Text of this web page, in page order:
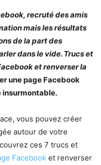
recruté des amis
mais les résultats
de la part des
dans le vide. Trucs et
et renverser la
une page Facebook
insurmontable.
vous pouvez créer
autour de votre
ces 7 trucs et
Facebook et renverser